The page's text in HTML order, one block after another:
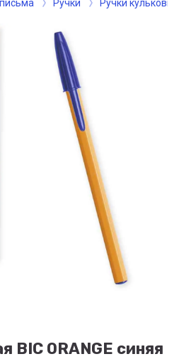
Ручки Ручки кулькові
BIC ORANGE синяя